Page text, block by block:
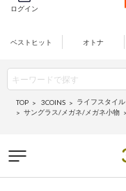
ログイン
ベストヒット オトナ
TOP 3COINS ライフスタイル
サングラス/メガネ/メガネ小物